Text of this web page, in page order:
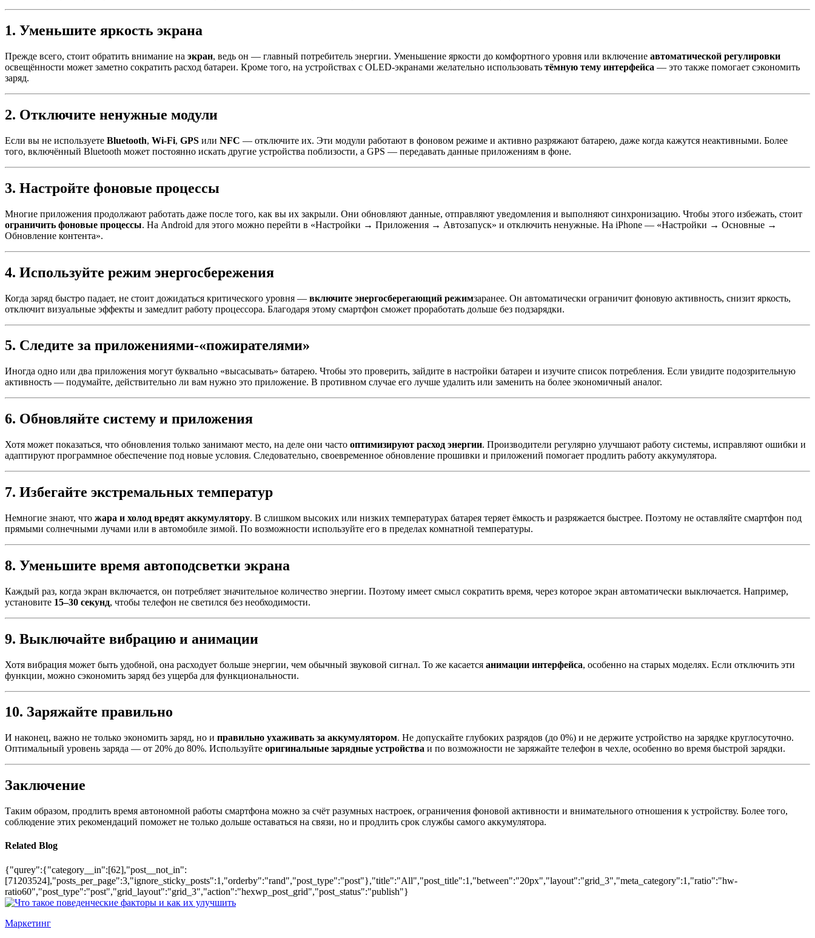
1. Уменьшите яркость экрана
Прежде всего, стоит обратить внимание на экран, ведь он — главный потребитель энергии. Уменьшение яркости до комфортного уровня или включение автоматической регулировки
освещённости может заметно сократить расход батареи. Кроме того, на устройствах с OLED-экранами желательно использовать тёмную тему интерфейса — это также помогает сэкономить
заряд.
2. Отключите ненужные модули
Если вы не используете Bluetooth, Wi-Fi, GPS или NFC — отключите их. Эти модули работают в фоновом режиме и активно разряжают батарею, даже когда кажутся неактивными. Более
того, включённый Bluetooth может постоянно искать другие устройства поблизости, а GPS — передавать данные приложениям в фоне.
3. Настройте фоновые процессы
Многие приложения продолжают работать даже после того, как вы их закрыли. Они обновляют данные, отправляют уведомления и выполняют синхронизацию. Чтобы этого избежать, стоит
ограничить фоновые процессы. На Android для этого можно перейти в «Настройки → Приложения → Автозапуск» и отключить ненужные. На iPhone — «Настройки → Основные →
Обновление контента».
4. Используйте режим энергосбережения
Когда заряд быстро падает, не стоит дожидаться критического уровня — включите энергосберегающий режимзаранее. Он автоматически ограничит фоновую активность, снизит яркость,
отключит визуальные эффекты и замедлит работу процессора. Благодаря этому смартфон сможет проработать дольше без подзарядки.
5. Следите за приложениями-«пожирателями»
Иногда одно или два приложения могут буквально «высасывать» батарею. Чтобы это проверить, зайдите в настройки батареи и изучите список потребления. Если увидите подозрительную
активность — подумайте, действительно ли вам нужно это приложение. В противном случае его лучше удалить или заменить на более экономичный аналог.
6. Обновляйте систему и приложения
Хотя может показаться, что обновления только занимают место, на деле они часто оптимизируют расход энергии. Производители регулярно улучшают работу системы, исправляют ошибки и
адаптируют программное обеспечение под новые условия. Следовательно, своевременное обновление прошивки и приложений помогает продлить работу аккумулятора.
7. Избегайте экстремальных температур
Немногие знают, что жара и холод вредят аккумулятору. В слишком высоких или низких температурах батарея теряет ёмкость и разряжается быстрее. Поэтому не оставляйте смартфон под
прямыми солнечными лучами или в автомобиле зимой. По возможности используйте его в пределах комнатной температуры.
8. Уменьшите время автоподсветки экрана
Каждый раз, когда экран включается, он потребляет значительное количество энергии. Поэтому имеет смысл сократить время, через которое экран автоматически выключается. Например,
установите 15–30 секунд, чтобы телефон не светился без необходимости.
9. Выключайте вибрацию и анимации
Хотя вибрация может быть удобной, она расходует больше энергии, чем обычный звуковой сигнал. То же касается анимации интерфейса, особенно на старых моделях. Если отключить эти
функции, можно сэкономить заряд без ущерба для функциональности.
10. Заряжайте правильно
И наконец, важно не только экономить заряд, но и правильно ухаживать за аккумулятором. Не допускайте глубоких разрядов (до 0%) и не держите устройство на зарядке круглосуточно.
Оптимальный уровень заряда — от 20% до 80%. Используйте оригинальные зарядные устройства и по возможности не заряжайте телефон в чехле, особенно во время быстрой зарядки.
Заключение
Таким образом, продлить время автономной работы смартфона можно за счёт разумных настроек, ограничения фоновой активности и внимательного отношения к устройству. Более того,
соблюдение этих рекомендаций поможет не только дольше оставаться на связи, но и продлить срок службы самого аккумулятора.
Related Blog
{"qurey":{"category__in":[62],"post__not_in":
[71203524],"posts_per_page":3,"ignore_sticky_posts":1,"orderby":"rand","post_type":"post"},"title":"All","post_title":1,"between":"20px","layout":"grid_3","meta_category":1,"ratio":"hw-
ratio60","post_type":"post","grid_layout":"grid_3","action":"hexwp_post_grid","post_status":"publish"}
Маркетинг